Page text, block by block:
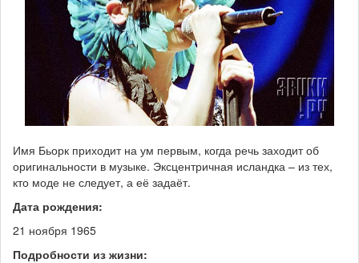
Имя Бьорк приходит на ум первым, когда речь заходит об
оригинальности в музыке. Эксцентричная исландка – из тех,
кто моде не следует, а её задаёт.
Дата рождения:
21 ноября 1965
Подробности из жизни: